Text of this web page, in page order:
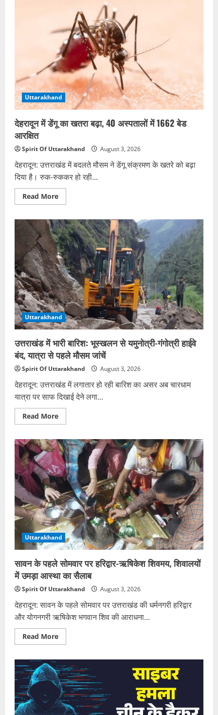
भारतीय
आयुर्वेद
संस्थान
खोलने
की
तैयारी,
केंद्र
से
प्रस्ताव
पर
चर्चा
Uttarakhand
देहरादून में डेंगू का खतरा बढ़ा, 40 अस्पतालों में 1662 बेड
आरक्षित
Spirit Of Uttarakhand August 3, 2026
देहरादून: उत्तराखंड में बदलते मौसम ने डेंगू संक्रमण के खतरे को बढ़ा
दिया है। रुक-रुककर हो रही...
Read MoreRead
more
में
डेंगू
का
खतरा
बढ़ा,
40
अस्पतालों
में
1662
बेड
आरक्षित
Uttarakhand
उत्तराखंड में भारी बारिश: भूस्खलन से यमुनोत्री-गंगोत्री हाईवे
बंद, यात्रा से पहले मौसम जांचें
Spirit Of Uttarakhand August 3, 2026
देहरादून: उत्तराखंड में लगातार हो रही बारिश का असर अब चारधाम
यात्रा पर साफ दिखाई देने लगा...
Read MoreRead
more
में
भारी
बारिश:
भूस्खलन
से
यमुनोत्री-
गंगोत्री
हाईवे
बंद,
यात्रा
से
पहले
मौसम
जांचें
Uttarakhand
सावन के पहले सोमवार पर हरिद्वार-ऋषिकेश शिवमय, शिवालयों
में उमड़ा आस्था का सैलाब
Spirit Of Uttarakhand August 3, 2026
देहरादून: सावन के पहले सोमवार पर उत्तराखंड की धर्मनगरी हरिद्वार
और योगनगरी ऋषिकेश भगवान शिव की आराधना...
Read MoreRead
more
पहले
सोमवार
पर
हरिद्वार-
ऋषिकेश
शिवमय,
शिवालयों